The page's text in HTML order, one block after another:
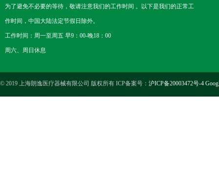
为了避免不必要的等待，敬请注意我们的工作时间 。以下是我们的正常工
作时间，中国大陆法定节假日除外。
工作时间：周一至周五 早9：00-晚18：00
周六、周日休息
© 2019 上海朗逸医疗器械有限公司 版权所有 ICP备案号： 沪ICP备20003472号-4